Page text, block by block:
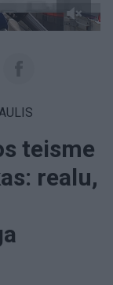
teisme
realu,